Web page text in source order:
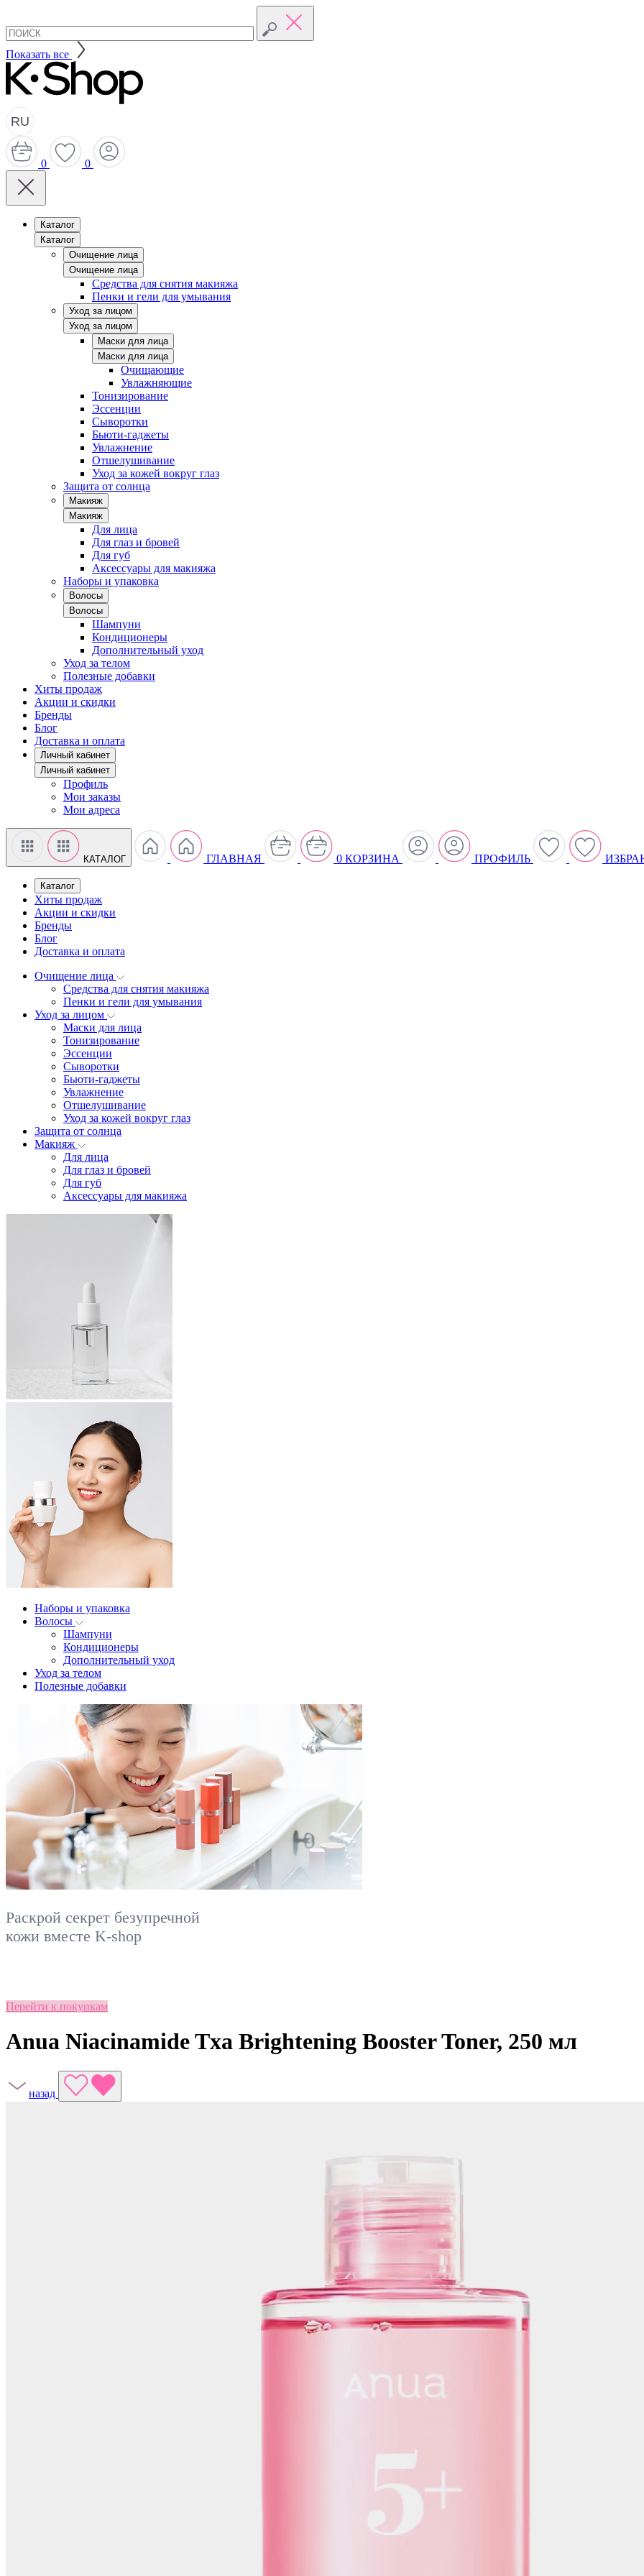
Показать все
RU
0 0
Каталог
Каталог
Очищение лица
Очищение лица
Средства для снятия макияжа
Пенки и гели для умывания
Уход за лицом
Уход за лицом
Маски для лица
Маски для лица
Очищающие
Увлажняющие
Тонизирование
Эссенции
Сыворотки
Бьюти-гаджеты
Увлажнение
Отшелушивание
Уход за кожей вокруг глаз
Защита от солнца
Макияж
Макияж
Для лица
Для глаз и бровей
Для губ
Аксессуары для макияжа
Наборы и упаковка
Волосы
Волосы
Шампуни
Кондиционеры
Дополнительный уход
Уход за телом
Полезные добавки
Хиты продаж
Акции и скидки
Бренды
Блог
Доставка и оплата
Личный кабинет
Личный кабинет
Профиль
Мои заказы
Мои адреса
КАТАЛОГ ГЛАВНАЯ 0 КОРЗИНА ПРОФИЛЬ
Каталог
Хиты продаж
Акции и скидки
Бренды
Блог
Доставка и оплата
Очищение лица
Средства для снятия макияжа
Пенки и гели для умывания
Уход за лицом
Маски для лица
Тонизирование
Эссенции
Сыворотки
Бьюти-гаджеты
Увлажнение
Отшелушивание
Уход за кожей вокруг глаз
Защита от солнца
Макияж
Для лица
Для глаз и бровей
Для губ
Аксессуары для макияжа
Наборы и упаковка
Волосы
Шампуни
Кондиционеры
Дополнительный уход
Уход за телом
Полезные добавки
Раскрой секрет безупречной
кожи вместе K-shop
Перейти к покупкам
Anua Niacinamide Txa Brightening Booster Toner, 250 мл
назад